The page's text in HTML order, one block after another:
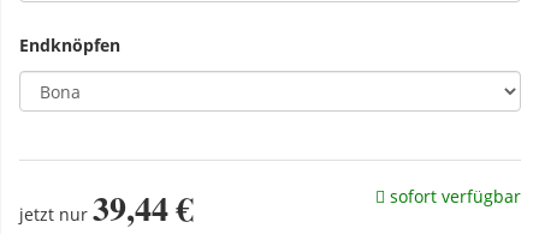
Endknöpfen
jetzt nur 39,44 € sofort verfügbar